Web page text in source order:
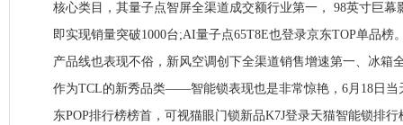
核心类目，其量子点智屏全渠道成交额行业第一， 98英寸巨幕
即实现销量突破1000台;AI量子点65T8E也登录京东TOP单品榜
产品线也表现不俗，新风空调创下全渠道销售增速第一、冰箱
作为TCL的新秀品类——智能锁表现也是非常惊艳，6月18日当
东POP排行榜榜首，可视猫眼门锁新品K7J登录天猫智能锁排